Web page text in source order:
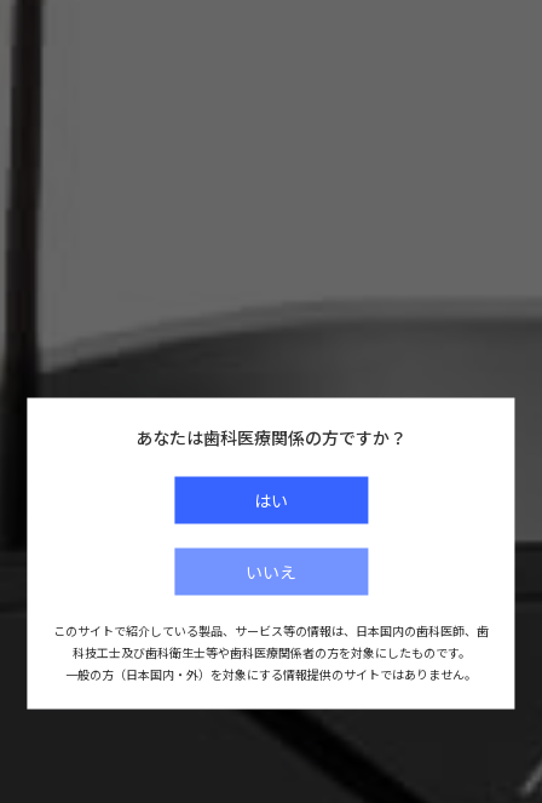
あなたは歯科医療関係の方ですか？
はい
いいえ
このサイトで紹介している製品、サービス等の情報は、 日本国内の歯科医師、歯
科技工士及び歯科衛生士等や歯科医療関係者の方を対象にしたものです。
一般の方（日本国内・外）を対象にする情報提供のサイトではありません。